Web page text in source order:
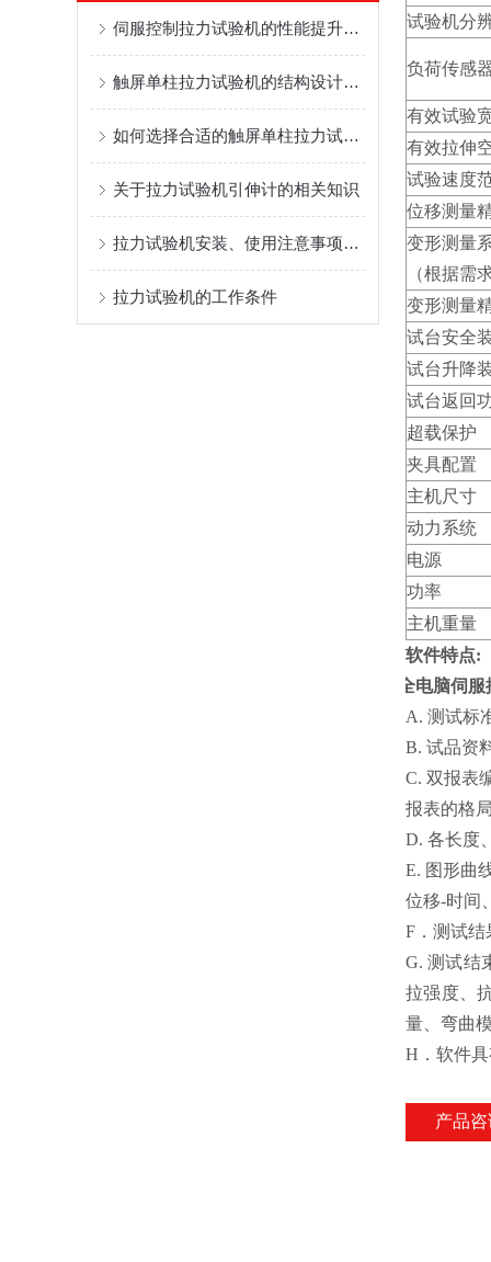
伺服控制拉力试验机的性能提升与优化
触屏单柱拉力试验机的结构设计与工作原理
如何选择合适的触屏单柱拉力试验机进行材料性能测试？
关于拉力试验机引伸计的相关知识
拉力试验机安装、使用注意事项及维护
拉力试验机的工作条件
试验机分
负荷传感
有效试验
有效拉伸
试验速度
位移测量
变形测量
（根据需
变形测量
试台安全
试台升降
试台返回
超载保护
夹具配置
主机尺寸
动力系统
电源
功率
主机重量
软件特点:
全电脑伺
A. 测试标
B. 试品资
C. 双报表
报表的格
D. 各长度
E. 图形曲
位移-时间
F．测试结
G. 测试结
拉强度、
量、弯曲
H ．软件
产品